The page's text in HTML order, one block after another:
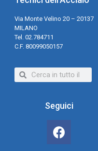
Via Monte Velino 20 – 20137
MILANO
Tel. 02.784711
C.F. 80099050157
Seguici